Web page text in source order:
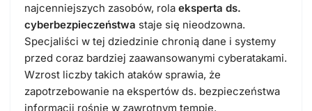
najcenniejszych zasobów, rola eksperta ds.
cyberbezpieczeństwa staje się nieodzowna.
Specjaliści w tej dziedzinie chronią dane i systemy
przed coraz bardziej zaawansowanymi cyberatakami.
Wzrost liczby takich ataków sprawia, że
zapotrzebowanie na ekspertów ds. bezpieczeństwa
informacji rośnie w zawrotnym tempie.